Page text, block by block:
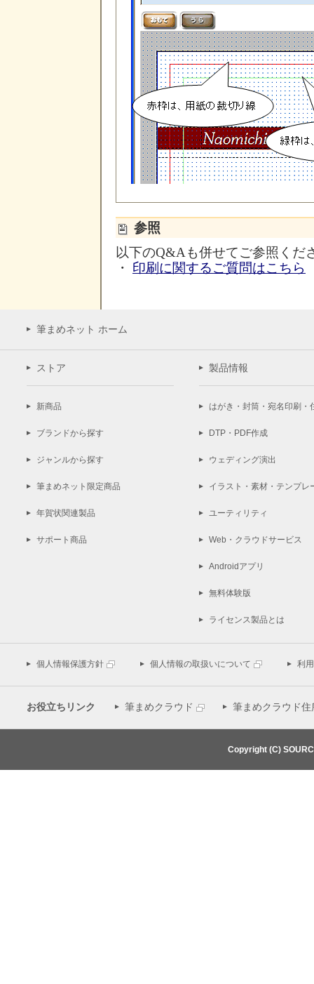
参照
以下のQ&Aも併せてご参照くだ
・ 印刷に関するご質問はこちら
筆まめネット ホーム
ストア
新商品
ブランドから探す
ジャンルから探す
筆まめネット限定商品
年賀状関連製品
サポート商品
製品情報
はがき・封筒・宛名印刷・
DTP・PDF作成
ウェディング演出
イラスト・素材・テンプレ
ユーティリティ
Web・クラウドサービス
Androidアプリ
無料体験版
ライセンス製品とは
個人情報保護方針 個人情報の取扱いについて 利
お役立ちリンク 筆まめクラウド 筆まめクラウド住
Copyright (C)